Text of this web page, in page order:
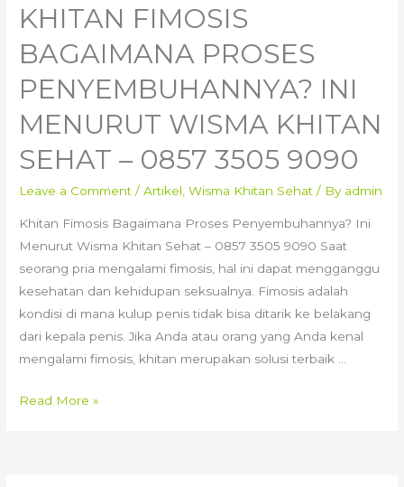
KHITAN FIMOSIS
BAGAIMANA PROSES
PENYEMBUHANNYA? INI
MENURUT WISMA KHITAN
SEHAT – 0857 3505 9090
Leave a Comment /Artikel ,Wisma Khitan Sehat / By admin
Khitan Fimosis Bagaimana Proses Penyembuhannya? Ini
Menurut Wisma Khitan Sehat – 0857 3505 9090 Saat
seorang pria mengalami fimosis, hal ini dapat mengganggu
kesehatan dan kehidupan seksualnya. Fimosis adalah
kondisi di mana kulup penis tidak bisa ditarik ke belakang
dari kepala penis. Jika Anda atau orang yang Anda kenal
mengalami fimosis, khitan merupakan solusi terbaik …
Khitan
Read More »